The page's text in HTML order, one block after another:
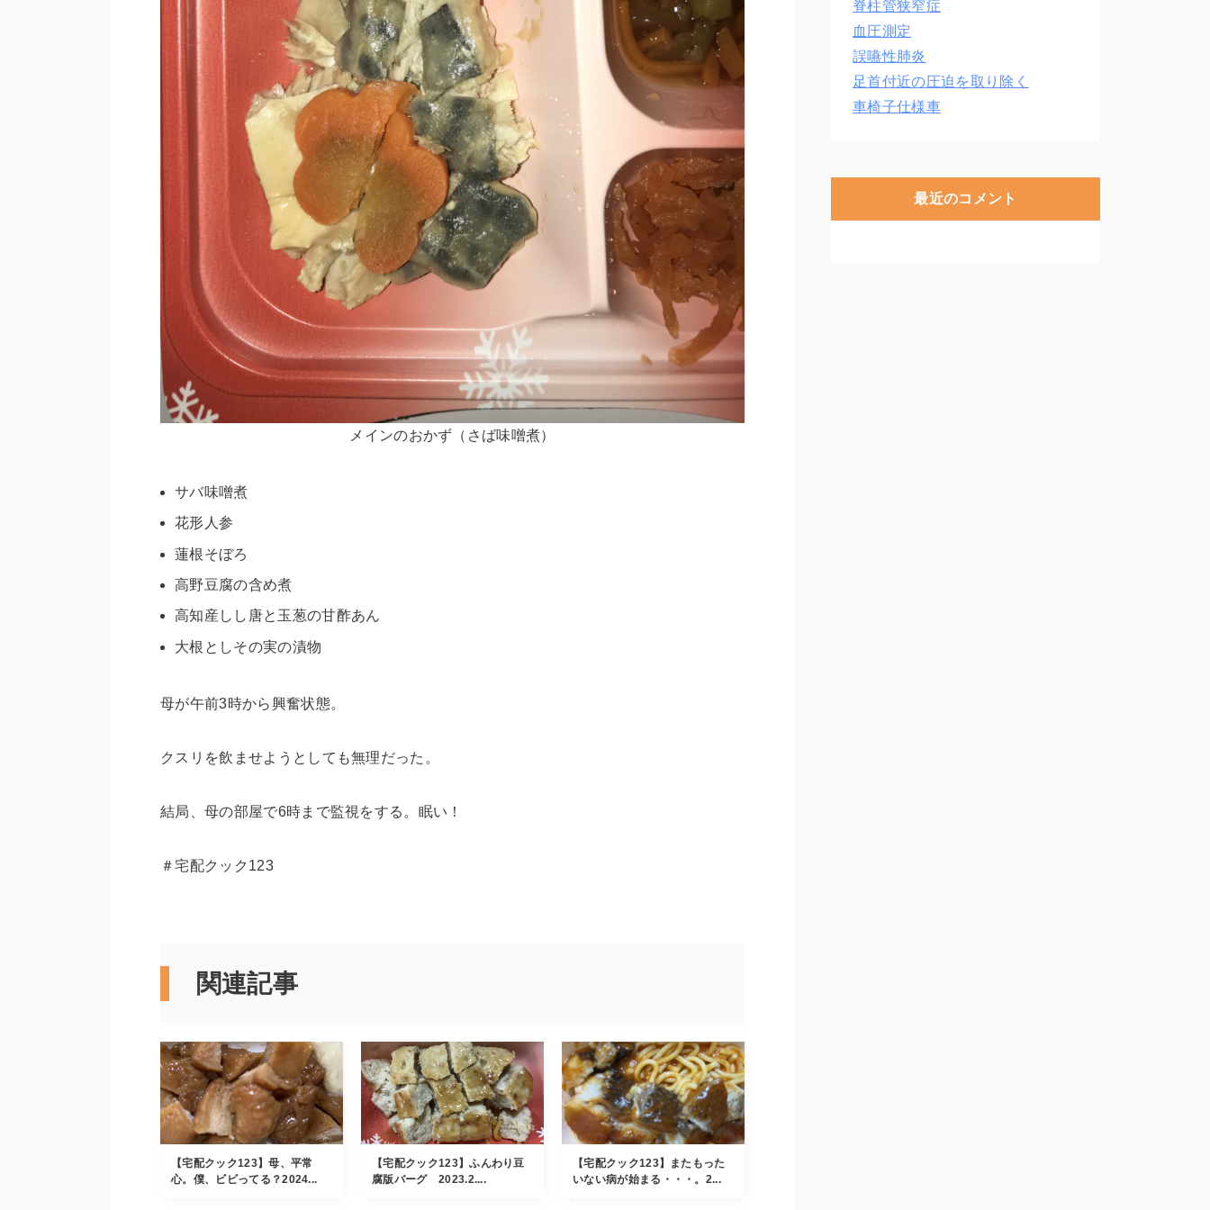
メインのおかず（さば味噌煮）
サバ味噌煮
花形人参
蓮根そぼろ
高野豆腐の含め煮
高知産しし唐と玉葱の甘酢あん
大根としその実の漬物
母が午前3時から興奮状態。
クスリを飲ませようとしても無理だった。
結局、母の部屋で6時まで監視をする。眠い！
＃宅配クック123
関連記事
【宅配クック123】母、平常
心。僕、ビビってる？2024...
【宅配クック123】ふんわり豆
腐版バーグ 2023.2....
【宅配クック123】またもった
いない病が始まる・・・。2...
脊柱管狭窄症
血圧測定
誤嚥性肺炎
足首付近の圧迫を取り除く
車椅子仕様車
最近のコメント